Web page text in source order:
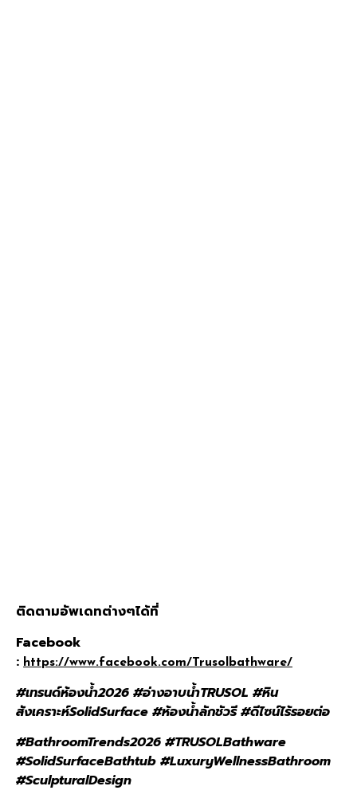
ติดตามอัพเดทต่างๆได้ที่
Facebook
: https://www.facebook.com/Trusolbathware/
#เทรนด์ห้องน้ำ2026 #อ่างอาบน้ำTRUSOL #หิน
สังเคราะห์SolidSurface #ห้องน้ำลักชัวรี #ดีไซน์ไร้รอยต่อ
#BathroomTrends2026 #TRUSOLBathware
#SolidSurfaceBathtub #LuxuryWellnessBathroom
#SculpturalDesign